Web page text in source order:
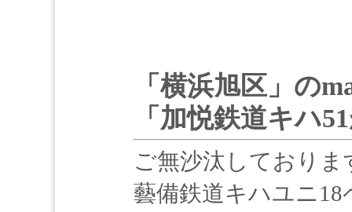
「横浜旭区」の
「加悦鉄道キハ
ご無沙汰しておりま
藝備鉄道キハユニ